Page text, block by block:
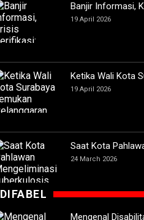
Banjir Informasi,
19 April 2026
Ketika Wali Kota
19 April 2026
Saat Kota
24 March 2026
DIFABEL
Mengenal